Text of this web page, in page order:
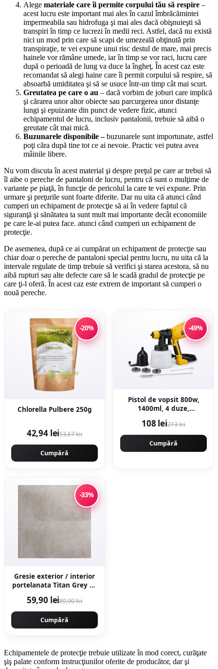
Alege materiale care îi permite corpului tău să respire –
acest lucru este important mai ales în cazul îmbrăcămintei
impermeabila sau hidrofuga şi mai ales dacă obişnuieşti să
transpiri în timp ce lucrezi în medii reci. Astfel, dacă nu există
nici un mod prin care să scapi de umezeală obţinută prin
transpiraţie, te vei expune unui risc destul de mare, mai precis
hainele vor rămâne umede, iar în timp se vor raci, lucru care
după o perioadă de lung va duce la îngheţ. În acest caz este
recomandat să alegi haine care îi permit corpului să respire, să
absoarbă umiditatea şi să se usuce într-un timp cât mai scurt.
Greutatea pe care o au – dacă vorbim de joburi care implică
şi cărarea unor altor obiecte sau parcurgerea unor distanţe
lungi şi epuizante din punct de vedere fizic, atunci
echipamentul de lucru, inclusiv pantalonii, trebuie să aibă o
greutate cât mai mică.
Buzunarele disponibile –buzunarele sunt importunate, astfel
poţi căra după tine tot ce ai nevoie. Practic vei putea avea
mâinile libere.
Nu vom discuta în acest material şi despre preţul pe care ar trebui să
îl aibe o pereche de pantaloni de lucru, pentru că sunt o mulţime de
variante pe piaţă, în funcţie de pericolul la care te vei expune. Prin
urmare şi preţurile sunt foarte diferite. Dar nu uita că atunci când
cumperi un echipament de protecţie să ai în vedere faptul că
siguranţă şi sănătatea ta sunt mult mai importante decât economiile
pe care le-ai putea face. atunci când cumperi un echipament de
protecţie.
De asemenea, după ce ai cumpărat un echipament de protecţie sau
chiar doar o pereche de pantaloni special pentru lucru, nu uita că la
intervale regulate de timp trebuie să verifici şi starea acestora, să nu
aibă rupturi sau alte defecte care să le scadă gradul de protecţie pe
care ţi-l oferă. În acest caz este extrem de important să cumperi o
nouă pereche.
-20%
Chlorella Pulbere 250g
42,94 lei53,67 lei
Cumpără
-49%
Pistol de vopsit 800w,
1400ml, 4 duze,
putere variabila
KRAFTNER KF-9174
108 lei213 lei
Cumpără
-33%
Gresie exterior / interior
portelanata Titan Grey 60
aspect ciment
59,90 lei89,90 lei
Cumpără
Echipamentele de protecţie trebuie utilizate în mod corect, curăţate
şiş palate conform instrucţiunilor oferite de producător, dar şi